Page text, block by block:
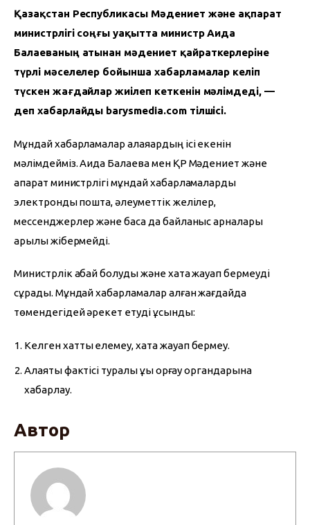
Қазақстан Республикасы Мәдениет және ақпарат
министрлігі соңғы уақытта министр Аида
Балаеваның атынан мәдениет қайраткерлеріне
түрлі мәселелер бойынша хабарламалар келіп
түскен жағдайлар жиілеп кеткенін мәлімдеді, —
деп хабарлайды barysmedia.com тілшісі.
Мұндай хабарламалар алаяқардың ісі екенін
мәлімдейміз. Аида Балаева мен ҚР Мәдениет және
ақпарат министрлігі мұндай хабарламаларды
электрондық пошта, әлеуметтік желілер,
мессенджерлер және басқа да байланыс арналары
арқылы жібермейді.
Министрлік абай болуды және хатқа жауап бермеуді
сұрады. Мұндай хабарламалар алған жағдайда
төмендегідей әрекет етуді ұсынды:
Келген хатты елемеу, хатқа жауап бермеу.
Алаяқтық фактісі туралы құқық қорғау органдарына
хабарлау.
Автор